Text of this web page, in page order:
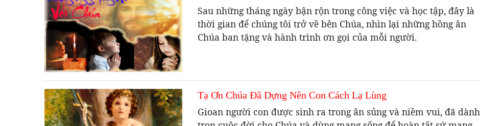
Sau những tháng ngày bận rộn trong công việc và học tập, đây là
thời gian để chúng tôi trở về bên Chúa, nhìn lại những hồng ân
Chúa ban tặng và hành trình ơn gọi của mỗi người.
Tạ Ơn Chúa Đã Dựng Nên Con Cách Lạ Lùng
Gioan người con được sinh ra trong ân sủng và niềm vui, đã dành